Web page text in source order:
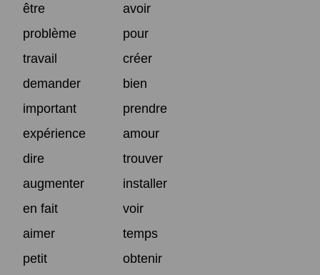
être
avoir
problème
pour
travail
créer
demander
bien
important
prendre
expérience
amour
dire
trouver
augmenter
installer
en fait
voir
aimer
temps
petit
obtenir